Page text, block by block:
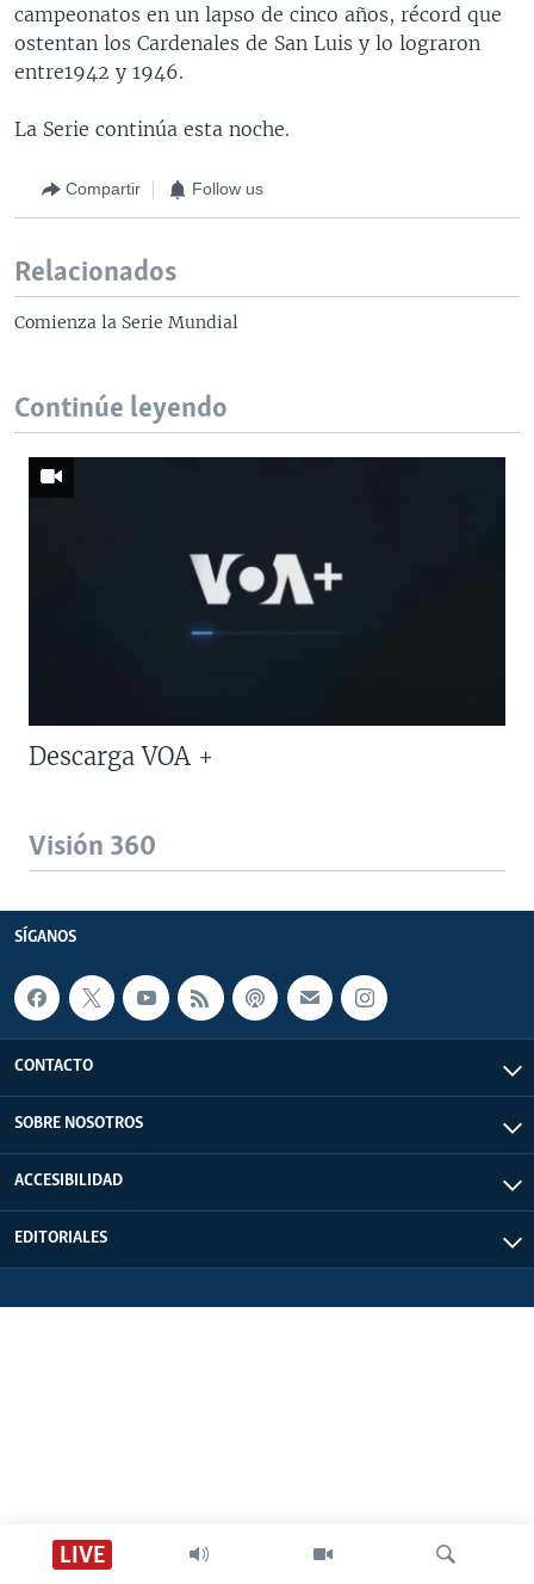
LIVE
campeonatos en un lapso de cinco años, récord que
ostentan los Cardenales de San Luis y lo lograron
entre1942 y 1946.
La Serie continúa esta noche.
Compartir Follow us
Relacionados
Comienza la Serie Mundial
Continúe leyendo
Descarga VOA +
Visión 360
SÍGANOS
CONTACTO
SOBRE NOSOTROS
ACCESIBILIDAD
EDITORIALES